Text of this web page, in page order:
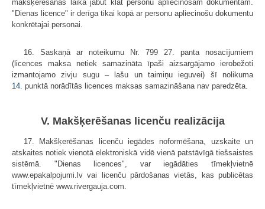
makšķerēšanas laikā jābūt klāt personu apliecinošam dokumentam.
"Dienas licence" ir derīga tikai kopā ar personu apliecinošu dokumentu
konkrētajai personai.
16. Saskaņā ar noteikumu Nr. 799 27. panta nosacījumiem
(licences maksa netiek samazināta īpaši aizsargājamo ierobežoti
izmantojamo zivju sugu – lašu un taimiņu ieguvei) šī nolikuma
14. punktā norādītās licences maksas samazināšana nav paredzēta.
V. Makšķerēšanas licenču realizācija
17. Makšķerēšanas licenču iegādes noformēšana, uzskaite un
atskaites notiek vienotā elektroniskā vidē vienā patstāvīgā tiešsaistes
sistēmā. "Dienas licences", var iegādāties tīmekļvietnē
www.epakalpojumi.lv vai licenču pārdošanas vietās, kas publicētas
tīmekļvietnē www.rivergauja.com.